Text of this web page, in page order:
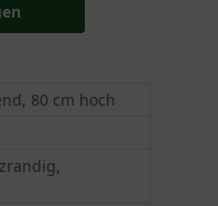
80 cm hoch